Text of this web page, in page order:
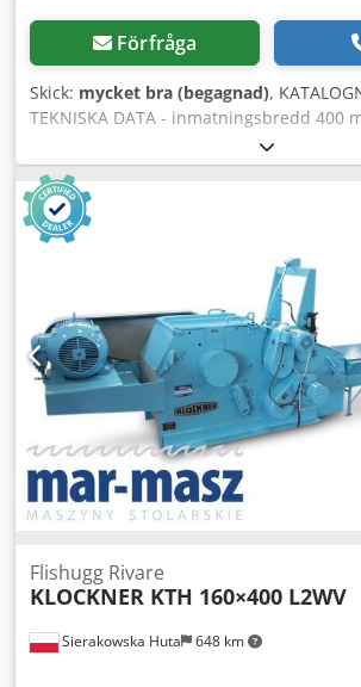
Förfråga
Skick: mycket bra (begagnad),
TEKNISKA DATA - inmatningsbredd 400
inmatningshöjd 210 mm - axelbredd 530
axeldiameter 500 mm - knivlängd 530
st - siktens mått 55x50 mm - 2 drivande
underifrån - motor till nedre axlar ca 3
kugghjulsaxel ovanifrån - motor till övre
på inmatningsbandet 4600 mm - bredd på
inmatningsbandet 400 mm - huvudmotor
autorevers - matare mått l/b/h
maskinens mått l/b/h 2510x1700x1200
Dwjdpfx Adozruhqsqoa – tysk
(justerbar funktion) – begagnad flishugg,
Pris netto: 85 900 PLN Pris netto: 20 450
EUR (Priser kan ändras vid större
Sierakowska Huta 648 km
Flishugg Rivare
KLOCKNER KTH 160×400 L2WV